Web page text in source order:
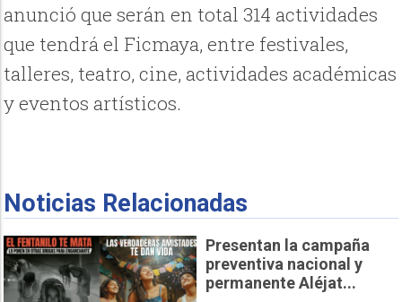
anunció que serán en total 314 actividades
que tendrá el Ficmaya, entre festivales,
talleres, teatro, cine, actividades académicas
y eventos artísticos.
Noticias Relacionadas
Presentan la campaña
preventiva nacional y
permanente Aléjat...